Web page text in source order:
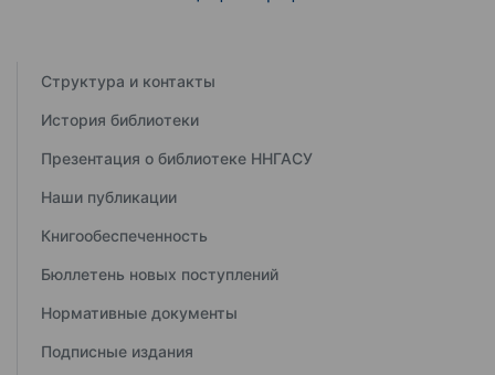
Структура и контакты
История библиотеки
Презентация о библиотеке ННГАСУ
Наши публикации
Книгообеспеченность
Бюллетень новых поступлений
Нормативные документы
Подписные издания